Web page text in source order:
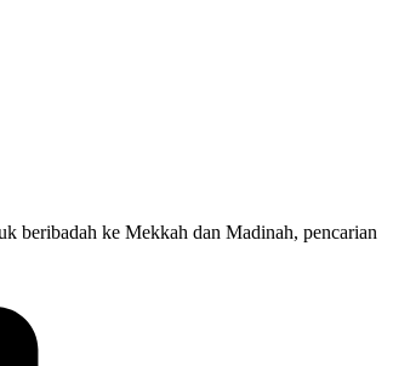
beribadah ke Mekkah dan Madinah, pencarian